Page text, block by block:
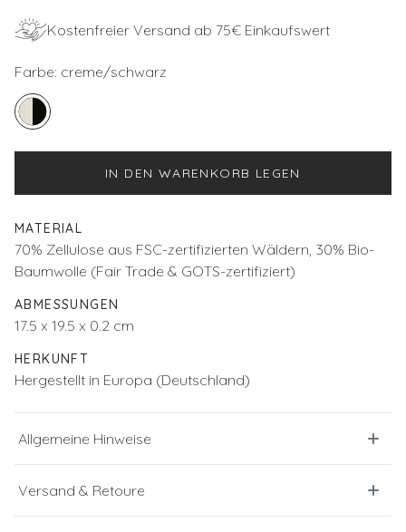
Kostenfreier Versand ab 75€ Einkaufswert
Farbe: creme/schwarz
IN DEN WARENKORB LEGEN
MATERIAL
70% Zellulose aus FSC-zertifizierten Wäldern, 30% Bio-
Baumwolle (Fair Trade & GOTS-zertifiziert)
ABMESSUNGEN
17.5 x 19.5 x 0.2 cm
HERKUNFT
Hergestellt in Europa (Deutschland)
Allgemeine Hinweise
Versand & Retoure